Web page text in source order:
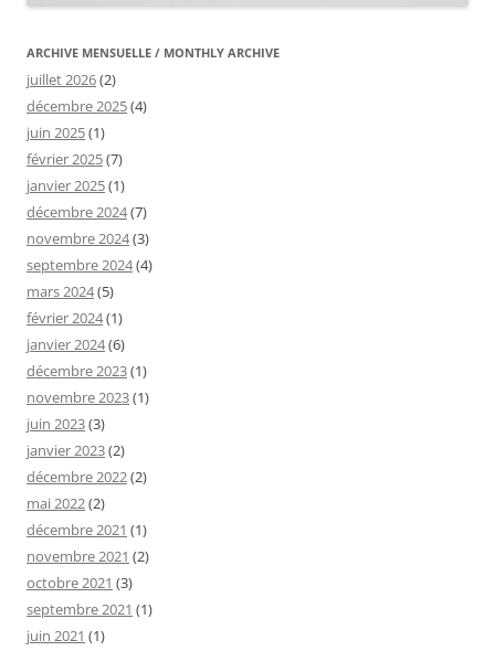
ARCHIVE MENSUELLE / MONTHLY ARCHIVE
juillet 2026(2)
décembre 2025(4)
juin 2025(1)
février 2025(7)
janvier 2025(1)
décembre 2024(7)
novembre 2024(3)
septembre 2024(4)
mars 2024(5)
février 2024(1)
janvier 2024(6)
décembre 2023(1)
novembre 2023(1)
juin 2023(3)
janvier 2023(2)
décembre 2022(2)
mai 2022(2)
décembre 2021 (1)
novembre 2021 (2)
octobre 2021 (3)
septembre 2021 (1)
juin 2021 (1)